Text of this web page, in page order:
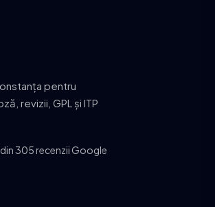
pentru
revizii, GPL și ITP
305 recenzii Google